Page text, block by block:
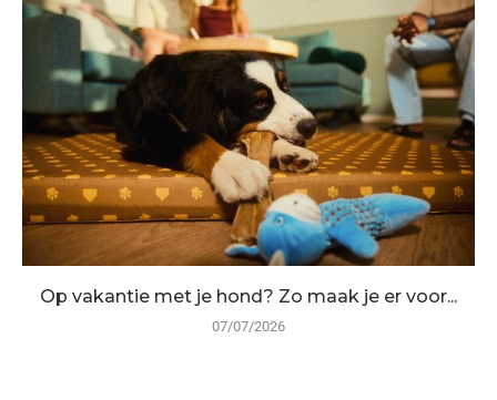
Op vakantie met je hond? Zo maak je er voor...
07/07/2026